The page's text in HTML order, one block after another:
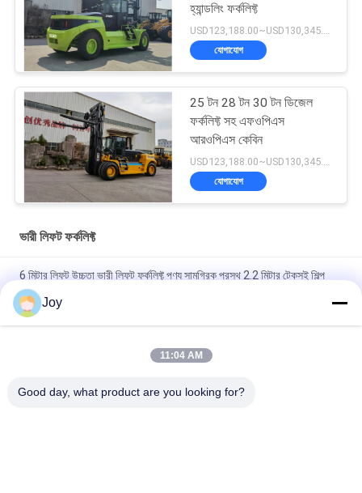
হ্যান্ডলিং ফর্কলিফ্ট
USD123,188.00~USD130,345.00/ Unit MOQ:1 একক
যোগাযোগ
25 টন 28 টন 30 টন ডিজেল
ফর্কলিফ্ট সহ এফওপিএস
আরওপিএস কেবিন
USD123,188.00~USD130,345.00/ Unit MOQ:1 একক
যোগাযোগ
ভারী লিফট ফর্কলিফ্ট
6 মিটার লিফট উচ্চতা ভারী লিফট ফর্কলিফ্ট পণ্য সামগ্রিক প্রস্থ 2.2 মিটার টেকসই শিল্প
উপাদান হ্যান্ডলিং সরঞ্জাম
বক্স টাইপ ইনার আউটার মাস্ট কাউন্টারব্যালেন্স ফর্কলিফ্ট সামগ্রিক আকার
৭২০০x২৫৫০x৩৪৬০মিমি গুদামঘরের জন্য হেভি ডিউটি ​​লিফটিং ভেহিকেল
কাস্টমাইজড ই এম ভারী দায়িত্ব কাজ জন্য আদর্শ
Joy
11:04 AM
Good day, what product are you looking for?